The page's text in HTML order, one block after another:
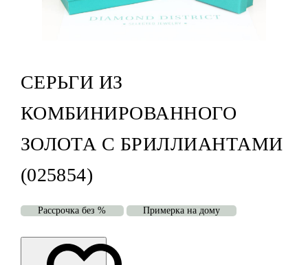
СЕРЬГИ ИЗ
КОМБИНИРОВАННОГО
ЗОЛОТА С БРИЛЛИАНТАМИ
(025854)
Рассрочка без % Примерка на дому